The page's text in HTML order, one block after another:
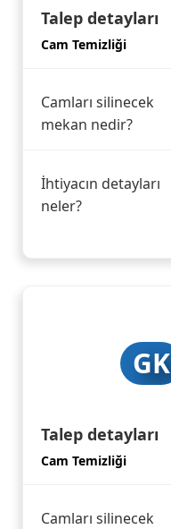
Talep detayları
Cam Temizliği
Camları silinecek
mekan nedir?
İhtiyacın detayları
neler?
GK
Talep detayları
Cam Temizliği
Camları silinecek